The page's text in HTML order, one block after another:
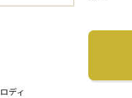
ロディ